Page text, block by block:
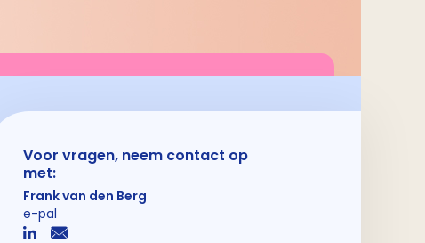
Voor vragen, neem contact op
met:
Frank van den Berg
e-pal